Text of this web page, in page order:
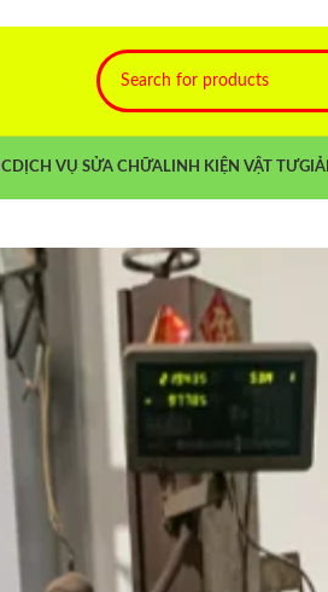
DỊCH VỤ SỬA CHỮALINH KIỆN VẬT TƯ